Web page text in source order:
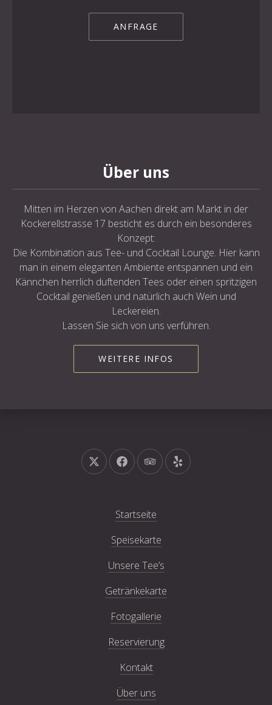
ANFRAGE
Über uns
Mitten im Herzen von Aachen direkt am Markt in der
Kockerellstrasse 17 besticht es durch ein besonderes
Konzept:
Die Kombination aus Tee- und Cocktail Lounge. Hier kann
man in einem eleganten Ambiente entspannen und ein
Kännchen herrlich duftenden Tees oder einen spritzigen
Cocktail genießen und natürlich auch Wein und
Leckereien.
Lassen Sie sich von uns verführen.
WEITERE INFOS
Neues Fenster
Neues Fenster
Neues FensterNeues Fenster
Startseite
Speisekarte
Unsere Tee’s
Getränkekarte
Fotogallerie
Reservierung
Kontakt
Über uns